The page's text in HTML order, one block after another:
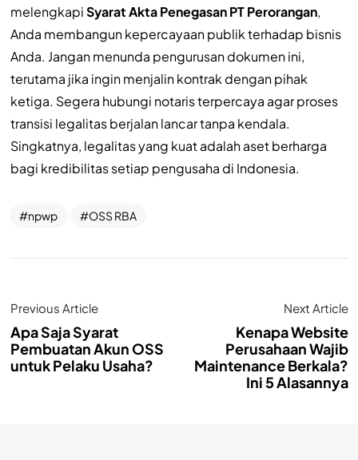
melengkapiSyarat Akta Penegasan PT Perorangan,
Anda membangun kepercayaan publik terhadap bisnis
Anda. Jangan menunda pengurusan dokumen ini,
terutama jika ingin menjalin kontrak dengan pihak
ketiga. Segera hubungi notaris terpercaya agar proses
transisi legalitas berjalan lancar tanpa kendala.
Singkatnya, legalitas yang kuat adalah aset berharga
bagi kredibilitas setiap pengusaha di Indonesia.
npwp OSS RBA
Previous Article
Apa Saja Syarat
Pembuatan Akun OSS
untuk Pelaku Usaha?
Next Article
Kenapa Website
Perusahaan Wajib
Maintenance Berkala?
Ini 5 Alasannya